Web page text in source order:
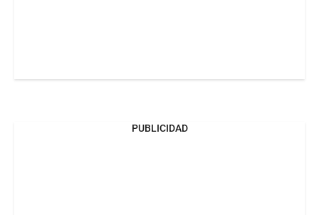
PUBLICIDAD